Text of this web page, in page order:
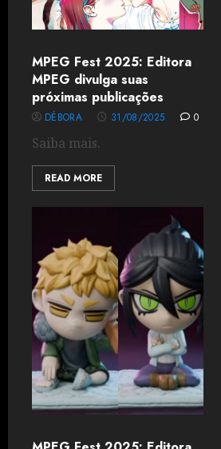
MPEG Fest 2025: Editora
MPEG divulga suas
próximas publicações
DÉBORA 31/08/2025 0
Saiba mais.
READ MORE